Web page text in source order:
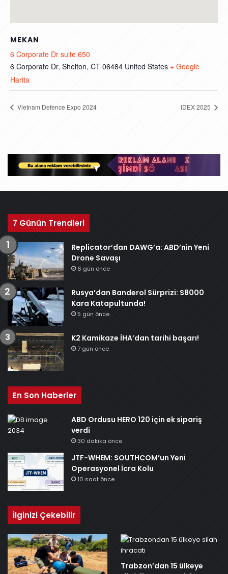
MEKAN
6 Corporate Dr suite 650
6 Corporate Dr, Shelton, CT 06484 United States + Google
Harita
Vietnam Defence Expo 2024 IDEX 2025
7 Günün Trendleri
Replicator’dan DAWG’a: ABD’nin Yeni
Drone Savaşı
6 gün önce
Rusya’dan Banderol Sürprizi: S8000
Kara Katapultunda!
5 gün önce
K2 Kamikaze İHA’dan tarihi başarı!
7 gün önce
En Son Haberler
ABD Ordusu HERO 120 için ek sipariş
verdi
30 dakika önce
JTF-WHEM: SOUTHCOM’un Yeni
Operasyonel İcra Kolu
10 saat önce
İlginizi Çekebilir
Trabzon’dan 15 ülkeye